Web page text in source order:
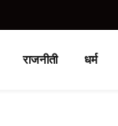
राजनीती धर्म